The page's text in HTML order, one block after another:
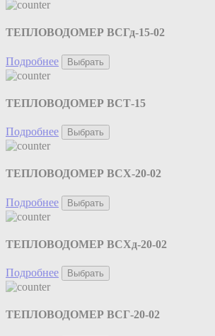
ТЕПЛОВОДОМЕР ВСГд-15-02
Подробнее Выбрать
ТЕПЛОВОДОМЕР ВСТ-15
Подробнее Выбрать
ТЕПЛОВОДОМЕР ВСХ-20-02
Подробнее Выбрать
ТЕПЛОВОДОМЕР ВСХд-20-02
Подробнее Выбрать
ТЕПЛОВОДОМЕР ВСГ-20-02